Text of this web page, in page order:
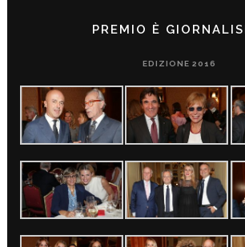
PREMIO È
EDIZIONE 2016